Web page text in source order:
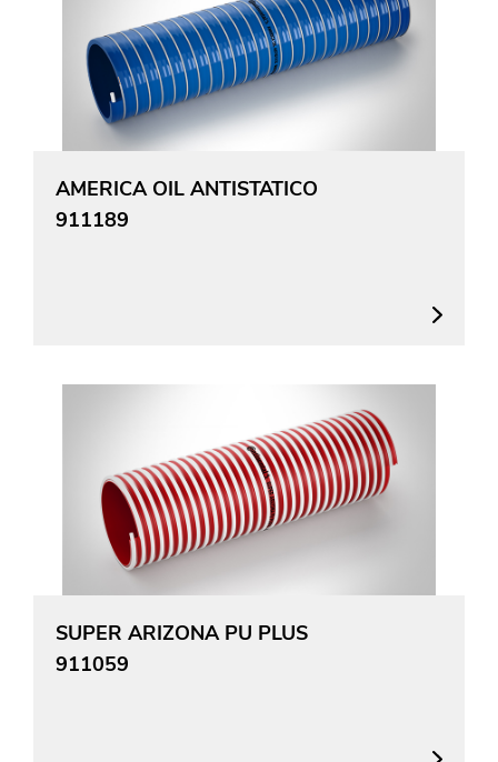
AMERICA OIL ANTISTATICO
911189
SUPER ARIZONA PU PLUS
911059